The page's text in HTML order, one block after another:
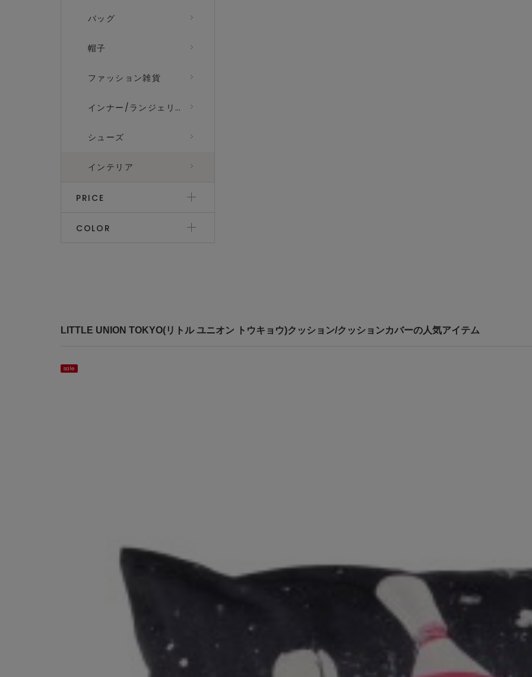
バッグ
帽子
ファッション雑貨
インナー/ランジェリー
シューズ
インテリア
PRICE
COLOR
LITTLE UNION TOKYO(リトル ユニオン トウキョウ)クッション/クッションカバーの人気アイテム
sale